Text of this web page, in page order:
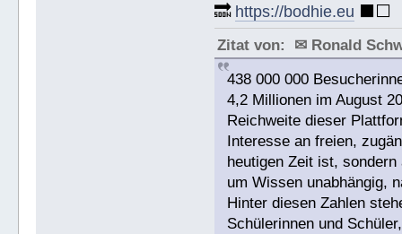
🔜 https://bodhie.eu ⬛️⬜️
Zitat von: ✉ Ronald
438 000 000
4,2 Millionen im August
Reichweite dieser
Interesse an freien,
heutigen Zeit ist,
um Wissen unabhängig,
Hinter diesen Zahlen
Schülerinnen und